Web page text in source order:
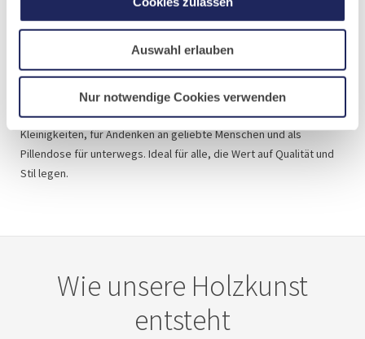
Auswahl erlauben
Nur notwendige Cookies verwenden
Zu den Holzaccessoires aus Maria Laach gehören handgemachte
Schlüsselanhänger mit integrierter Aufbewahrung – hochwertige
Holzaccessoires, die Funktionalität und elegantes Design perfekt
vereinen. Die einzigartigen Schlüsselanhänger sind nicht nur
stilvolle Begleiter, sondern bieten auch praktischen Stauraum für
Kleinigkeiten, für Andenken an geliebte Menschen und als
Pillendose für unterwegs. Ideal für alle, die Wert auf Qualität und
Stil legen.
Wie unsere Holzkunst
entsteht